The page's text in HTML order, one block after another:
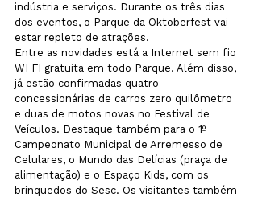
indústria e serviços. Durante os três dias
dos eventos, o Parque da Oktoberfest vai
estar repleto de atrações.
Entre as novidades está a Internet sem fio
WI FI gratuita em todo Parque. Além disso,
já estão confirmadas quatro
concessionárias de carros zero quilômetro
e duas de motos novas no Festival de
Veículos. Destaque também para o 1º
Campeonato Municipal de Arremesso de
Celulares, o Mundo das Delícias (praça de
alimentação) e o Espaço Kids, com os
brinquedos do Sesc. Os visitantes também